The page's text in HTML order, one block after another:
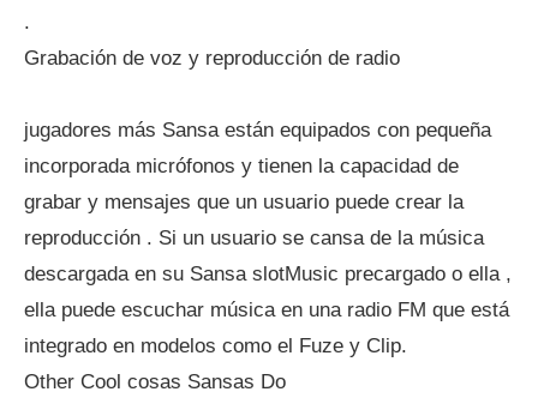
.
Grabación de voz y reproducción de radio
jugadores más Sansa están equipados con pequeña
incorporada micrófonos y tienen la capacidad de
grabar y mensajes que un usuario puede crear la
reproducción . Si un usuario se cansa de la música
descargada en su Sansa slotMusic precargado o ella ,
ella puede escuchar música en una radio FM que está
integrado en modelos como el Fuze y Clip.
Other Cool cosas Sansas Do